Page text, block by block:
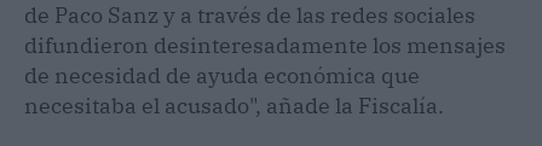
de Paco Sanz y a través de las redes sociales
difundieron desinteresadamente los mensajes
de necesidad de ayuda económica que
necesitaba el acusado", añade la Fiscalía.